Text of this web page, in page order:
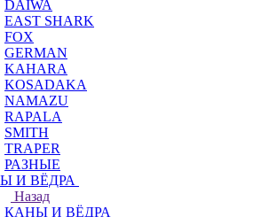
DAIWA
EAST SHARK
FOX
GERMAN
KAHARA
KOSADAKA
NAMAZU
RAPALA
SMITH
TRAPER
РАЗНЫЕ
И ВЁДРА
Назад
КАНЫ И ВЁДРА